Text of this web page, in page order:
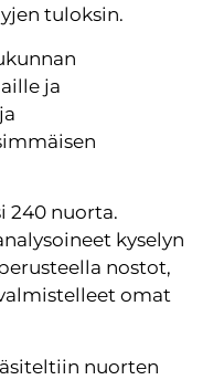
tuloksin.
ja
240 nuorta.
kyselyn
nostot,
omat
nuorten